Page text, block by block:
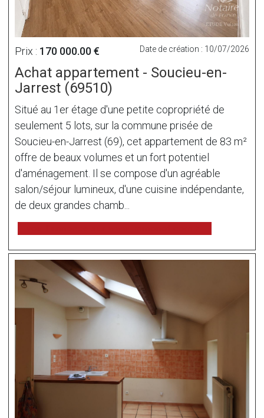
Prix : 170 000.00 € Date de création : 10/07/2026
Achat appartement - Soucieu-en-
Jarrest (69510)
Situé au 1er étage d'une petite copropriété de
seulement 5 lots, sur la commune prisée de
Soucieu-en-Jarrest (69), cet appartement de 83 m²
offre de beaux volumes et un fort potentiel
d'aménagement. Il se compose d'un agréable
salon/séjour lumineux, d'une cuisine indépendante,
de deux grandes chamb...